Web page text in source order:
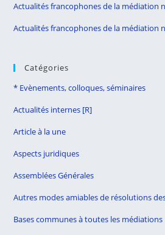
Actualités francophones de la médiation
Actualités francophones de la médiation
Catégories
* Evènements, colloques, séminaires
Actualités internes [R]
Article à la une
Aspects juridiques
Assemblées Générales
Autres modes amiables de résolutions
Bases communes à toutes les médiations